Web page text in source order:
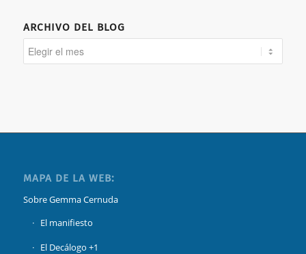
ARCHIVO DEL BLOG
MAPA DE LA WEB:
Sobre Gemma Cernuda
El manifiesto
El Decálogo +1